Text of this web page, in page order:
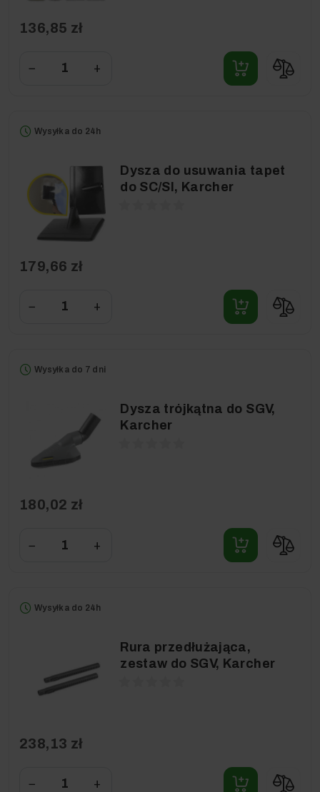
136,85 zł
− +
Wysyłka do 24h
Dysza do usuwania tapet
do SC/SI, Karcher
179,66 zł
− +
Wysyłka do 7 dni
Dysza trójkątna do SGV,
Karcher
180,02 zł
− +
Wysyłka do 24h
Rura przedłużająca,
zestaw do SGV, Karcher
238,13 zł
− +